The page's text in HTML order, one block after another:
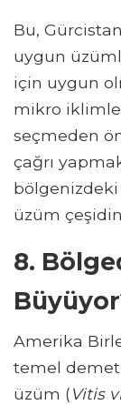
Bu,
uygun
için uygun
mikro
seçmeden
çağrı
üzüm
8.
Amerika
temel demet
üzüm (Vitis